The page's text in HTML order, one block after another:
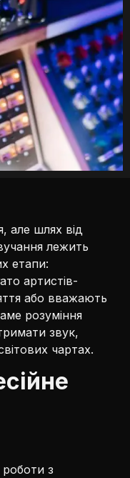
але шлях від
лежить
етапи:
артистів-
або вважають
розуміння
звук,
чартах.
з